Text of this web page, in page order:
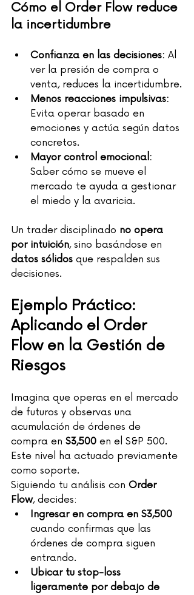
Cómo el Order Flow reduce
la incertidumbre
Confianza en las decisiones: Al
ver la presión de compra o
venta, reduces la incertidumbre.
Menos reacciones impulsivas:
Evita operar basado en
emociones y actúa según datos
concretos.
Mayor control emocional:
Saber cómo se mueve el
mercado te ayuda a gestionar
el miedo y la avaricia.
Un trader disciplinado no opera
por intuición, sino basándose en
datos sólidos que respalden sus
decisiones.
Ejemplo Práctico:
Aplicando el Order
Flow en la Gestión de
Riesgos
Imagina que operas en el mercado
de futuros y observas una
acumulación de órdenes de
compra en $3,500 en el S&P 500.
Este nivel ha actuado previamente
como soporte.
Siguiendo tu análisis con Order
Flow, decides:
Ingresar en compra en $3,500
cuando confirmas que las
órdenes de compra siguen
entrando.
Ubicar tu stop-loss
ligeramente por debajo de